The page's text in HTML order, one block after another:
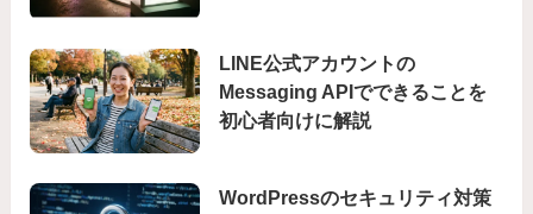
LINE公式アカウントの
Messaging APIでできることを
初心者向けに解説
WordPressのセキュリティ対策